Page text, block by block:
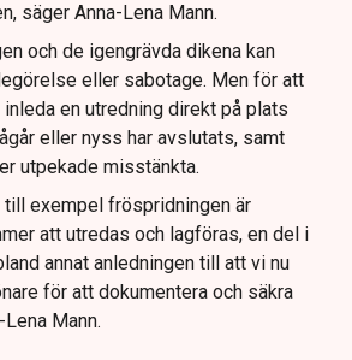
säger Anna-Lena Mann.
och de igengrävda dikena kan
eller sabotage. Men för att
en utredning direkt på plats
eller nyss har avslutats, samt
utpekade misstänkta.
till exempel fröspridningen är
att utredas och lagföras, en del i
annat anledningen till att vi nu
för att dokumentera och säkra
Mann.